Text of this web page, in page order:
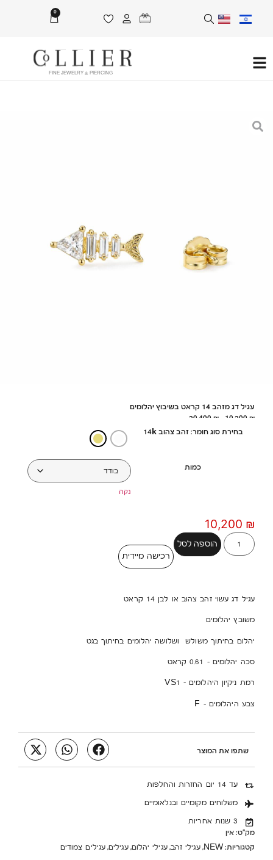
0
FINE JEWELRY & PIERCING
עגיל דג מזהב 14 קראט בשיבוץ יהלומים
10,200 ₪
20,400 ₪
בחירת סוג חומר: זהב צהוב 14k
כמות
נקה
10,200 ₪
הוספה לסל
רכישה מיידית
עגיל דג עשוי זהב צהוב או לבן 14 קראט
משובץ יהלומים
יהלום בחיתוך משולש ושלושה יהלומים בחיתוך בגט
סכה יהלומים – 0.61 קראט
רמת ניקיון היהלומים – VS1
צבע היהלומים – F
שתפו את המוצר
עד 14 יום החזרות והחלפות
משלוחים מקומיים ובנלאומיים
3 שנות אחריות
מק"ט: אין
קטגוריות: NEW
,עגילי זהב,עגילי יהלום,עגילים, עגילים צמודים